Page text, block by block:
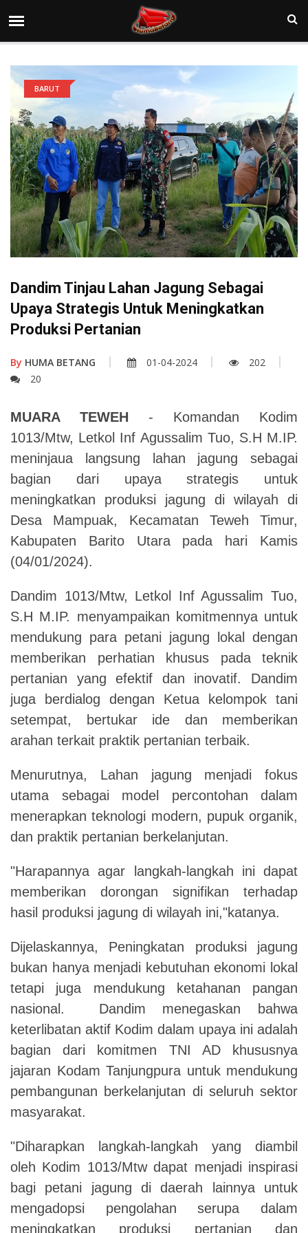
BARUT
Dandim Tinjau Lahan Jagung Sebagai
Upaya Strategis Untuk Meningkatkan
Produksi Pertanian
By HUMA BETANG 01-04-2024
202
20
MUARA TEWEH - Komandan Kodim
1013/Mtw, Letkol Inf Agussalim Tuo, S.H M.IP.
meninjaua langsung lahan jagung sebagai
bagian dari upaya strategis untuk
meningkatkan produksi jagung di wilayah di
Desa Mampuak, Kecamatan Teweh Timur,
Kabupaten Barito Utara pada hari Kamis
(04/01/2024).
Dandim 1013/Mtw, Letkol Inf Agussalim Tuo,
S.H M.IP. menyampaikan komitmennya untuk
mendukung para petani jagung lokal dengan
memberikan perhatian khusus pada teknik
pertanian yang efektif dan inovatif. Dandim
juga berdialog dengan Ketua kelompok tani
setempat, bertukar ide dan memberikan
arahan terkait praktik pertanian terbaik.
Menurutnya, Lahan jagung menjadi fokus
utama sebagai model percontohan dalam
menerapkan teknologi modern, pupuk organik,
dan praktik pertanian berkelanjutan.
"Harapannya agar langkah-langkah ini dapat
memberikan dorongan signifikan terhadap
hasil produksi jagung di wilayah ini,"katanya.
Dijelaskannya, Peningkatan produksi jagung
bukan hanya menjadi kebutuhan ekonomi lokal
tetapi juga mendukung ketahanan pangan
nasional. Dandim menegaskan bahwa
keterlibatan aktif Kodim dalam upaya ini adalah
bagian dari komitmen TNI AD khususnya
jajaran Kodam Tanjungpura untuk mendukung
pembangunan berkelanjutan di seluruh sektor
masyarakat.
"Diharapkan langkah-langkah yang diambil
oleh Kodim 1013/Mtw dapat menjadi inspirasi
bagi petani jagung di daerah lainnya untuk
mengadopsi pengolahan serupa dalam
meningkatkan produksi pertanian dan